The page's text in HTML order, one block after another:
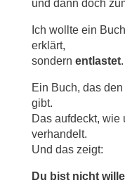
und dann doch
Ich wollte ein
erklärt,
sondern entlastet.
Ein Buch, das
gibt.
Das aufdeckt, wie
verhandelt.
Und das zeigt:
Du bist nicht